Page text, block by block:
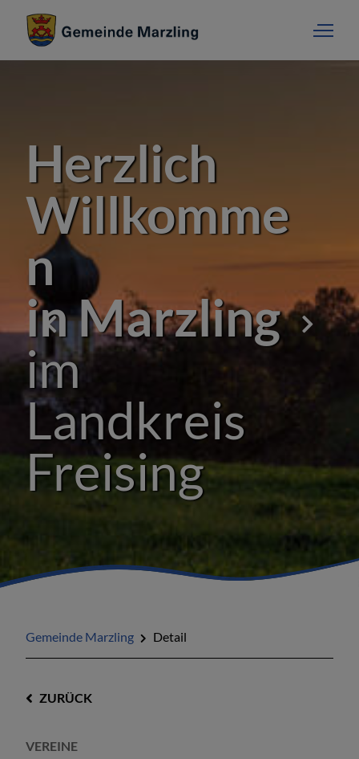
Herzlich
Willkomme
n
in Marzling
im
Landkreis
Freising
Gemeinde Marzling Detail
ZURÜCK
VEREINE